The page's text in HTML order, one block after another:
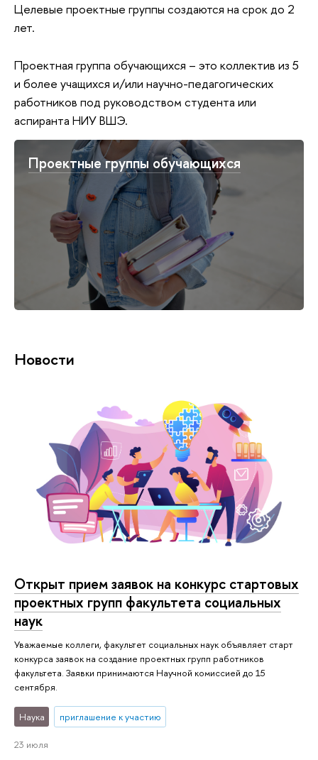
Целевые проектные группы создаются на срок до 2
лет.
Проектная группа обучающихся – это коллектив из 5
и более учащихся и/или научно-педагогических
работников под руководством студента или
аспиранта НИУ ВШЭ.
Проектные группы обучающихся
Новости
Открыт прием заявок на конкурс стартовых
проектных групп факультета социальных
наук
Уважаемые коллеги, факультет социальных наук объявляет старт
конкурса заявок на создание проектных групп работников
факультета. Заявки принимаются Научной комиссией до 15
сентября.
Наука приглашение к участию
23 июля